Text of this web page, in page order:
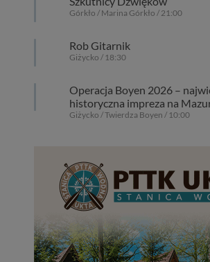
Górkło / Marina Górkło / 21:00
Rob Gitarnik
Giżycko / 18:30
Operacja Boyen 2026 –
historyczna impreza na
Giżycko / Twierdza Boyen / 10:00